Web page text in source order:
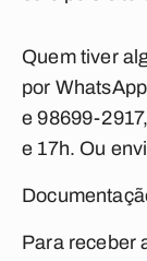
Quem tiver
por
e 98699-
e 17h. Ou
Para receber